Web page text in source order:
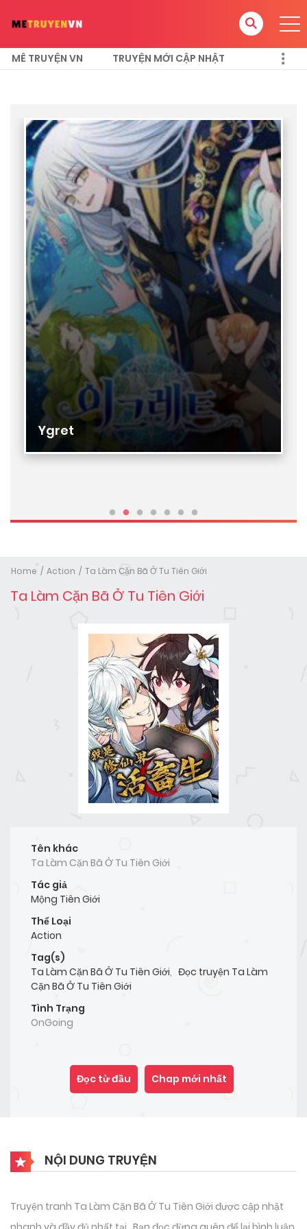
MÊ TRUYỆN VN TRUYỆN MỚI CẬP NHẬT
Ygret
Home Action Ta Làm Cặn Bã Ở Tu Tiên Giới
Ta Làm Cặn Bã Ở Tu Tiên Giới
Tên khác
Ta Làm Cặn Bã Ở Tu Tiên Giới
Tác giả
Mộng Tiên Giới
Thể Loại
Action
Tag(s)
Ta Làm Cặn Bã Ở Tu Tiên Giới, Đọc truyện Ta Làm
Cặn Bã Ở Tu Tiên Giới
Tình Trạng
OnGoing
Đọc từ đầu Chap mới nhất
NỘI DUNG TRUYỆN
Truyện tranh Ta Làm Cặn Bã Ở Tu Tiên Giới được cập nhật